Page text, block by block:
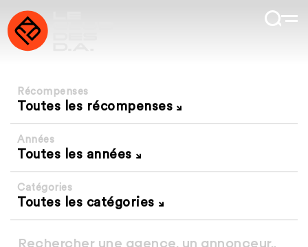
Récompenses
Toutes les récompenses
Années
Toutes les années
Catégories
Toutes les catégories